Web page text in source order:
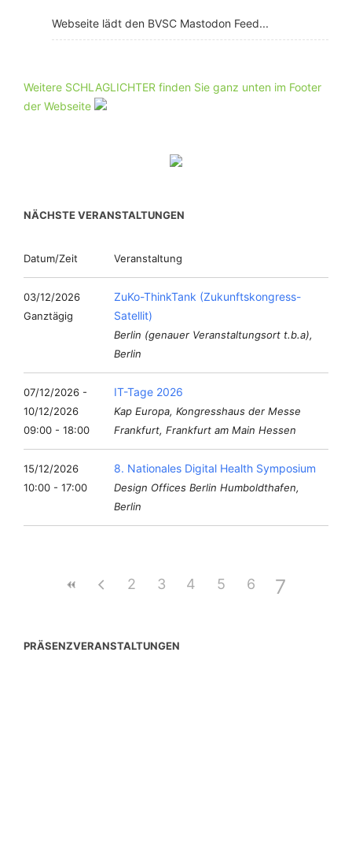
Webseite lädt den BVSC Mastodon Feed...
Weitere SCHLAGLICHTER finden Sie ganz unten im Footer
der Webseite
NÄCHSTE VERANSTALTUNGEN
Datum/Zeit Veranstaltung
03/12/2026
Ganztägig
ZuKo-ThinkTank (Zukunftskongress-
Satellit)
Berlin (genauer Veranstaltungsort t.b.a),
Berlin
07/12/2026 -
10/12/2026
09:00 - 18:00
IT-Tage 2026
Kap Europa, Kongresshaus der Messe
Frankfurt, Frankfurt am Main Hessen
15/12/2026
10:00 - 17:00
8. Nationales Digital Health Symposium
Design Offices Berlin Humboldthafen,
Berlin
2 3 4 5 6 7
PRÄSENZVERANSTALTUNGEN